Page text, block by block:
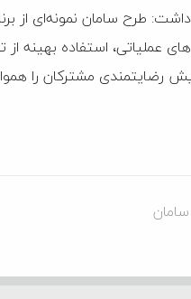
طرح سامان نمونه‌ای از
عملیاتی، استفاده بهینه
رضایتمندی مشترکان را